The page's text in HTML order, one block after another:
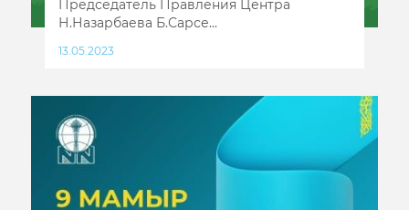
Председатель Правления Центра
Н.Назарбаева Б.Сарсе...
13.05.2023